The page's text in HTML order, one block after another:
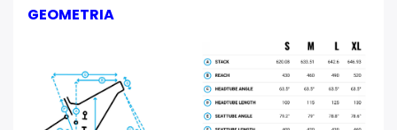
GEOMETRIA